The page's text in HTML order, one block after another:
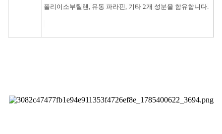
폴리이소부틸렌, 유동 파라핀, 기타 2개 성분을 함유합니다.